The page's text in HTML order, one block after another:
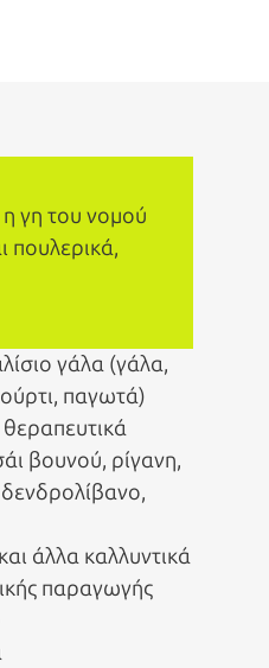
γη του νομού
πουλερικά,
γάλα (γάλα,
παγωτά)
βουνού, ρίγανη,
άλλα καλλυντικά
παραγωγής